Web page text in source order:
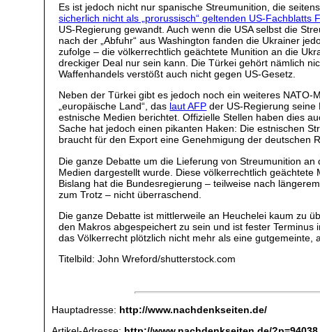
Es ist jedoch nicht nur spanische Streumunition, die
sicherlich nicht als „prorussisch“ geltenden US-Fachblatts
US-Regierung gewandt. Auch wenn die USA selbst die
nach der „Abfuhr“ aus Washington fanden die Ukrainer
zufolge – die völkerrechtlich geächtete Munition an die
dreckiger Deal nur sein kann. Die Türkei gehört nämlich
Waffenhandels verstößt auch nicht gegen US-Gesetz.
Neben der Türkei gibt es jedoch noch ein weiteres
„europäische Land“, das laut AFP der US-Regierung
estnische Medien berichtet. Offizielle Stellen haben dies
Sache hat jedoch einen pikanten Haken: Die estnischen
braucht für den Export eine Genehmigung der deutschen
Die ganze Debatte um die Lieferung von Streumunition
Medien dargestellt wurde. Diese völkerrechtlich
Bislang hat die Bundesregierung – teilweise nach
zum Trotz – nicht überraschend.
Die ganze Debatte ist mittlerweile an Heuchelei kaum zu
den Makros abgespeichert zu sein und ist fester
das Völkerrecht plötzlich nicht mehr als eine gutgemeinte,
Titelbild: John Wreford/shutterstock.com
Hauptadresse: http://www.nachdenkseiten.de/